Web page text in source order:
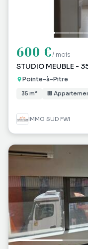
600 €/ mois
STUDIO MEUBLE -
Pointe-à-Pitre
35 m² 🏢
IMMO SUD FWI